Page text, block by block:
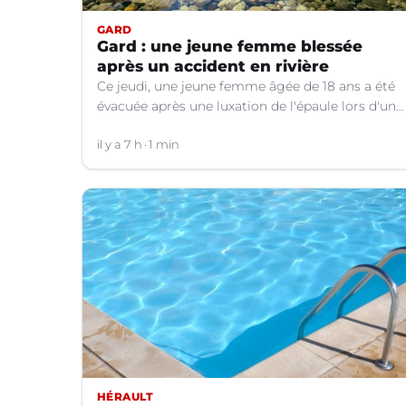
GARD
Gard : une jeune femme blessée
après un accident en rivière
Ce jeudi, une jeune femme âgée de 18 ans a été
évacuée après une luxation de l'épaule lors d'un
Valborgne (Gard).
il y a 7 h 1 min
HÉRAULT